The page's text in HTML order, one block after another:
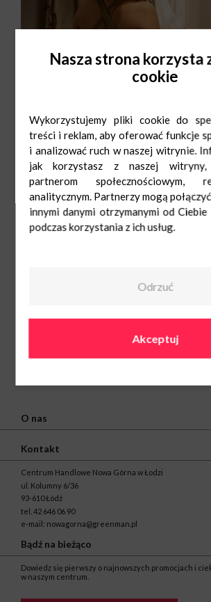
O nas
Kontakt
Centrum Handlowe Nowa Górna w Łodzi
ul. Kolumny 6/36
93-610 Łódź
tel. 42 646 06 90
e-mail: nowagorna@greenman.pl
Bądź na bieżąco
Dowiedz się pierwszy o najnowszych promocjach i
w naszym centrum.
Nasza strona korzysta
cookie
Wykorzystujemy pliki cookie do
treści i reklam, aby oferować funkcje
i analizować ruch w naszej witrynie.
jak korzystasz z naszej witryny,
partnerom społecznościowym,
analitycznym. Partnerzy mogą
innymi danymi otrzymanymi od Ciebie
podczas korzystania z ich usług.
Odrzuć
Akceptuj